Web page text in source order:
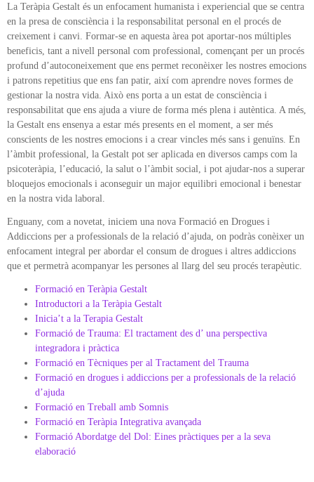
La Teràpia Gestalt és un enfocament humanista i experiencial que se centra
en la presa de consciència i la responsabilitat personal en el procés de
creixement i canvi. Formar-se en aquesta àrea pot aportar-nos múltiples
beneficis, tant a nivell personal com professional, començant per un procés
profund d’autoconeixement que ens permet reconèixer les nostres emocions
i patrons repetitius que ens fan patir, així com aprendre noves formes de
gestionar la nostra vida. Això ens porta a un estat de consciència i
responsabilitat que ens ajuda a viure de forma més plena i autèntica. A més,
la Gestalt ens ensenya a estar més presents en el moment, a ser més
conscients de les nostres emocions i a crear vincles més sans i genuïns. En
l’àmbit professional, la Gestalt pot ser aplicada en diversos camps com la
psicoteràpia, l’educació, la salut o l’àmbit social, i pot ajudar-nos a superar
bloquejos emocionals i aconseguir un major equilibri emocional i benestar
en la nostra vida laboral.
Enguany, com a novetat, iniciem una nova Formació en Drogues i
Addiccions per a professionals de la relació d’ajuda, on podràs conèixer un
enfocament integral per abordar el consum de drogues i altres addiccions
que et permetrà acompanyar les persones al llarg del seu procés terapèutic.
Formació en Teràpia Gestalt
Introductori a la Teràpia Gestalt
Inicia’t a la Terapia Gestalt
Formació de Trauma: El tractament des d’ una perspectiva
integradora i pràctica
Formació en Tècniques per al Tractament del Trauma
Formació en drogues i addiccions per a professionals de la relació
d’ajuda
Formació en Treball amb Somnis
Formació en Teràpia Integrativa avançada
Formació Abordatge del Dol: Eines pràctiques per a la seva
elaboració